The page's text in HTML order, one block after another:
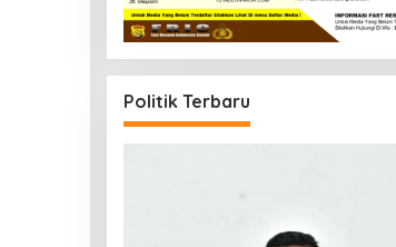
Politik Terbaru